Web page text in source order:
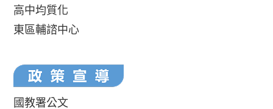
高中均質化
東區輔諮中心
國教署公文